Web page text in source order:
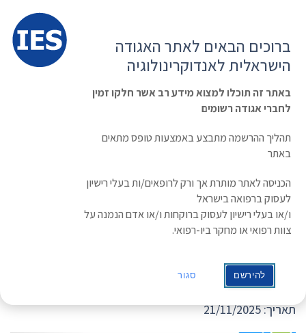
הרשמה ועדכון נתונים
כניסת חברים
ראשי » תעוד מפגש » טיפול באוסטיאופורוזיס ומחלות קרדיו-וסקולריות: אבן
טיפול באוסטיאופורוזיס ומחלות
קרדיו-וסקולריות: אבן שנזרקה לבאר, האם
ניתן לשלוף אותה?
מרצה: ד"ר ענת צור
מחוז ירושלים
תאריך: 21/11/2025
ברוכים הבאים לאתר האגודה
הישראלית לאנדוקרינולוגיה
באתר זה תוכלו למצוא מידע רב אשר חלקו זמין
לחברי אגודה רשומים
תהליך ההרשמה מתבצע באמצעות טופס מתאים
באתר
הכניסה לאתר מותרת אך ורק לרופאים/ות בעלי רישיון
לעסוק ברפואה בישראל
ו/או בעלי רישיון לעסוק ברוקחות ו/או אדם הנמנה על
צוות רפואי או מחקר ביו-רפואי.
להירשם סגור